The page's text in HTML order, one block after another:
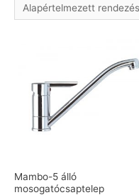
Mambo-5 álló
mosogatócsaptelep